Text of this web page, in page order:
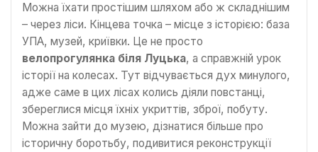
Можна їхати простішим шляхом або ж складнішим
– через ліси. Кінцева точка – місце з історією: база
УПА, музей, криївки. Це не просто
велопрогулянка біля Луцька, а справжній урок
історії на колесах. Тут відчувається дух минулого,
адже саме в цих лісах колись діяли повстанці,
збереглися місця їхніх укриттів, зброї, побуту.
Можна зайти до музею, дізнатися більше про
історичну боротьбу, подивитися реконструкції